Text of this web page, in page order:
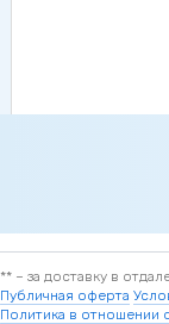
** – за доставку в
Публичная оферта
Политика в отношении